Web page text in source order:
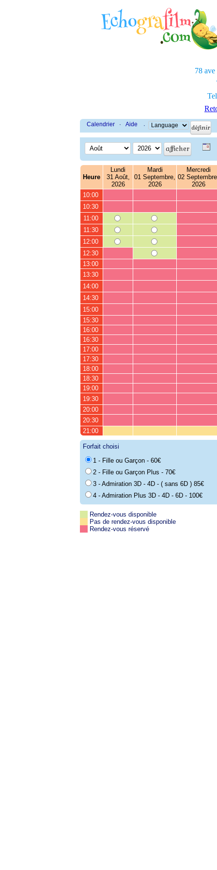
78 ave
Calendrier · Aide ·
Heure
Lundi
31 Août,
2026
Mardi
01 Septembre,
2026
Mercredi
02
2026
10:00
10:30
11:00
11:30
12:00
12:30
13:00
13:30
14:00
14:30
15:00
15:30
16:00
16:30
17:00
17:30
18:00
18:30
19:00
19:30
20:00
20:30
21:00
Forfait choisi
1 - Fille ou Garçon - 60€
2 - Fille ou Garçon Plus - 70€
3 - Admiration 3D - 4D - ( sans 6D ) 85€
4 - Admiration Plus 3D - 4D - 6D - 100€
Rendez-vous disponible
Pas de rendez-vous disponible
Rendez-vous réservé